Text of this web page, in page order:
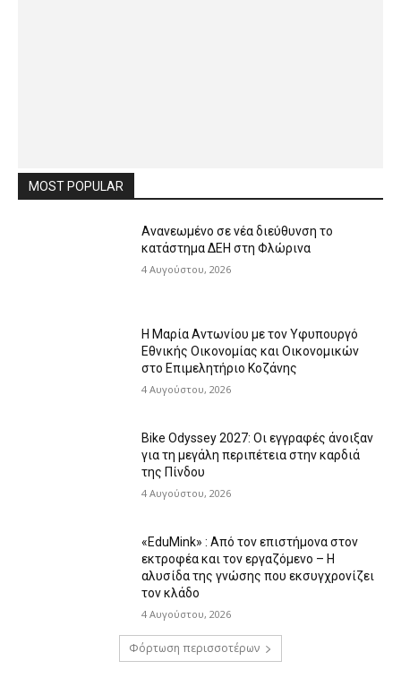
MOST POPULAR
Ανανεωμένο σε νέα διεύθυνση το
κατάστημα ΔΕΗ στη Φλώρινα
4 Αυγούστου, 2026
Η Μαρία Αντωνίου με τον Υφυπουργό
Εθνικής Οικονομίας και Οικονομικών
στο Επιμελητήριο Κοζάνης
4 Αυγούστου, 2026
Bike Odyssey 2027: Οι εγγραφές άνοιξαν
για τη μεγάλη περιπέτεια στην καρδιά
της Πίνδου
4 Αυγούστου, 2026
«EduMink» : Από τον επιστήμονα στον
εκτροφέα και τον εργαζόμενο – Η
αλυσίδα της γνώσης που εκσυγχρονίζει
τον κλάδο
4 Αυγούστου, 2026
Φόρτωση περισσοτέρων